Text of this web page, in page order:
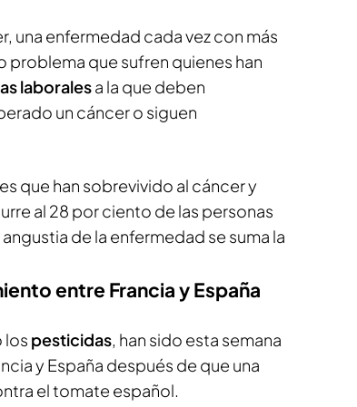
una enfermedad cada vez con más
que sufren quienes han
laboralesa la que deben
un cáncer o siguen
que han sobrevivido al cáncer y
al 28 por ciento de las personas
de la enfermedad se suma la
entre Francia y España
los pesticidas, han sido esta semana
y España después de que una
el tomate español.